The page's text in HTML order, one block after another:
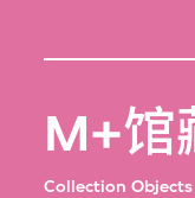
M+馆
Collection Objects